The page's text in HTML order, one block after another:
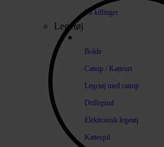
Til killinger
Legetøj
Bolde
Catnip / Katteurt
Legetøj med catnip
Drillepind
Elektronisk legetøj
Kattespil